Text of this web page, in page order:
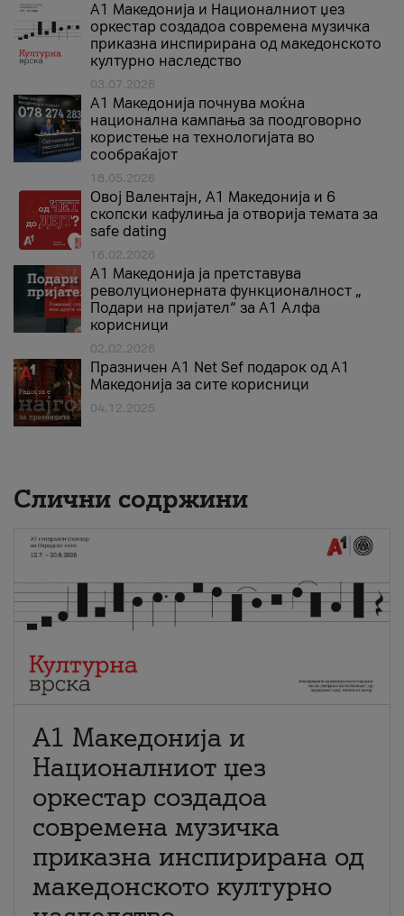
А1 Македонија и Националниот џез
оркестар создадоа современа музичка
приказна инспирирана од македонското
културно наследство
03.07.2026
A1 Македонија почнува моќна
национална кампања за поодговорно
користење на технологијата во
сообраќајот
18.05.2026
Овој Валентајн, A1 Македонија и 6
скопски кафулиња ја отворија темата за
safe dating
16.02.2026
А1 Македонија ја претставува
револуционерната функционалност „
Подари на пријател“ за А1 Алфа
корисници
02.02.2026
Празничен A1 Net Sеf подарок од А1
Македонија за сите корисници
04.12.2025
Слични содржини
А1 Македонија и
Националниот џез
оркестар создадоа
современа музичка
приказна инспирирана од
македонското културно